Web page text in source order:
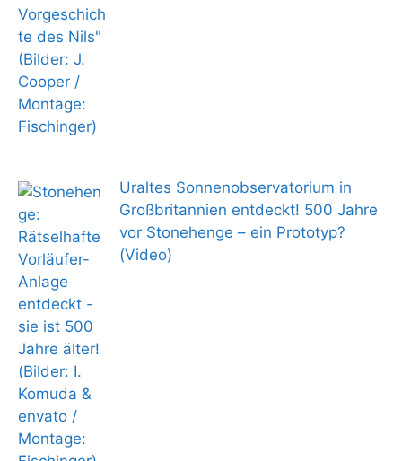
Uraltes Sonnenobservatorium in
Großbritannien entdeckt! 500 Jahre
vor Stonehenge – ein Prototyp?
(Video)